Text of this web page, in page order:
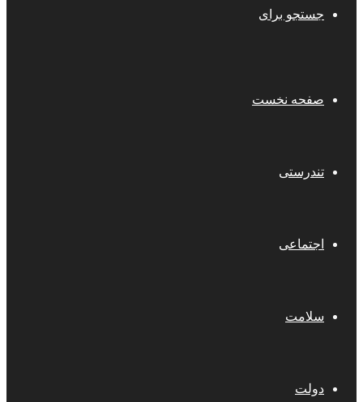
جستجو برای
صفحه نخست
تندرستی
اجتماعی
سلامت
دولت